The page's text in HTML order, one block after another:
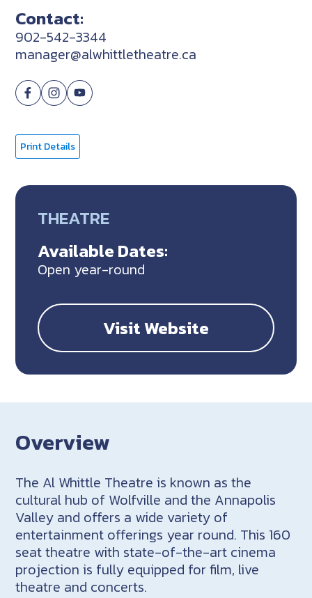
Contact:
902-542-3344
manager@alwhittletheatre.ca
Print Details
THEATRE
Available Dates:
Open year-round
Visit Website
Overview
The Al Whittle Theatre is known as the
cultural hub of Wolfville and the Annapolis
Valley and offers a wide variety of
entertainment offerings year round. This 160
seat theatre with state-of-the-art cinema
projection is fully equipped for film, live
theatre and concerts.